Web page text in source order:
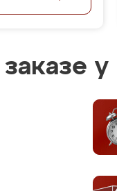
у